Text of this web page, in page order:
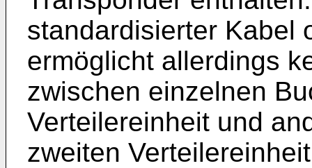
standardisierter Kabel
ermöglicht allerdings
zwischen einzelnen
Verteilereinheit und
zweiten